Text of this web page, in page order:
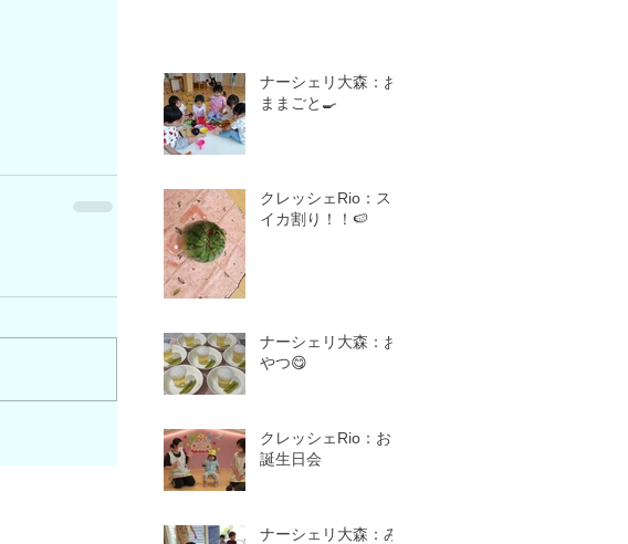
ナーシェリ大森：お
ままごと🍳
クレッシェRio：ス
イカ割り！！🍉
ナーシェリ大森：お
やつ😋
クレッシェRio：お
誕生日会
ナーシェリ大森：み